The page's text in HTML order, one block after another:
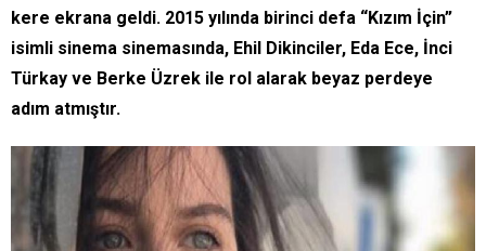
kere ekrana geldi. 2015 yılında birinci defa “Kızım İçin”
isimli sinema sinemasında, Ehil Dikinciler, Eda Ece, İnci
Türkay ve Berke Üzrek ile rol alarak beyaz perdeye
adım atmıştır.